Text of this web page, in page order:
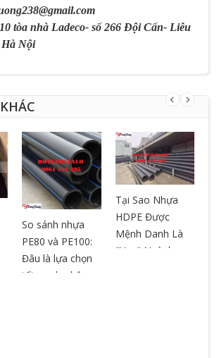
tòa nhà Ladeco- số 266 Đội Cấn- Liễu
Nội
So sánh nhựa
PE80 và PE100:
Đâu là lựa chọn
tối ưu cho hệ
Tại Sao Nhựa
HDPE Được
Mệnh Danh Là
"Vua" Ngành